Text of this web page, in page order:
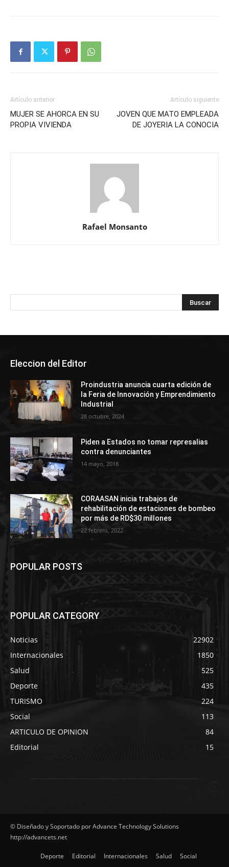
Artículo anterior
MUJER SE AHORCA EN SU
PROPIA VIVIENDA
Artículo siguiente
JOVEN QUE MATO EMPLEADA
DE JOYERIA LA CONOCIA
Rafael Monsanto
Eleccion del Editor
Proindustria anuncia cuarta edición de
la Feria de Innovación y Emprendimiento
Industrial
28 octubre, 2024
Piden a Estados no tomar represalias
contra denunciantes
14 mayo, 2018
CORAASAN inicia trabajos de
rehabilitación de estaciones de bombeo
por más de RD$30 millones
22 febrero, 2022
POPULAR POSTS
POPULAR CATEGORY
Noticias
22902
Internacionales
1850
Salud
525
Deporte
435
TURISMO
224
Social
113
ARTICULO DE OPINION
84
Editorial
15
© Diseñado y Soportado por Advance Technology Solutions
http://advancets.net
Deporte Editorial Internacionales Salud Social